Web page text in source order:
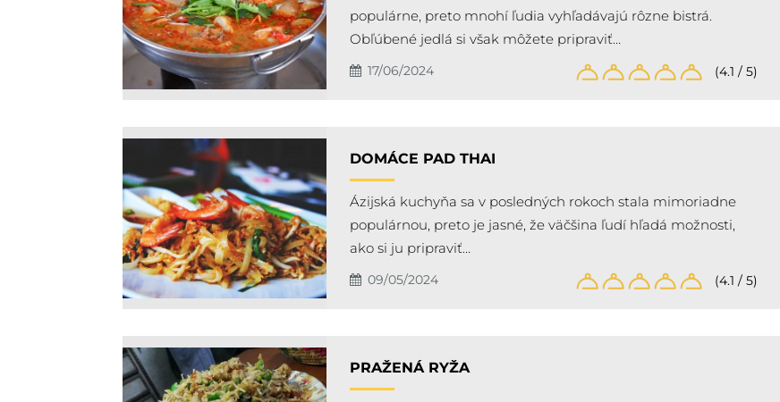
populárne, preto mnohí ľudia vyhľadávajú rôzne bistrá.
Obľúbené jedlá si však môžete pripraviť…
17/06/2024 (4.1 / 5)
DOMÁCE PAD THAI
Ázijská kuchyňa sa v posledných rokoch stala mimoriadne
populárnou, preto je jasné, že väčšina ľudí hľadá možnosti,
ako si ju pripraviť…
09/05/2024 (4.1 / 5)
PRAŽENÁ RYŽA